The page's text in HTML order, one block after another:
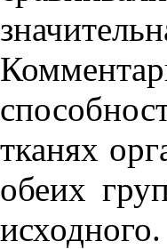
тканях
обеих